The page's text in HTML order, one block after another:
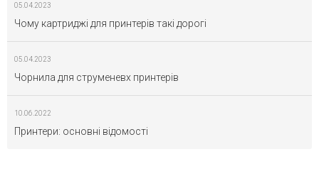
05.04.2023
Чому картриджі для принтерів такі дорогі
05.04.2023
Чорнила для струменевх принтерів
10.06.2022
Принтери: основні відомості